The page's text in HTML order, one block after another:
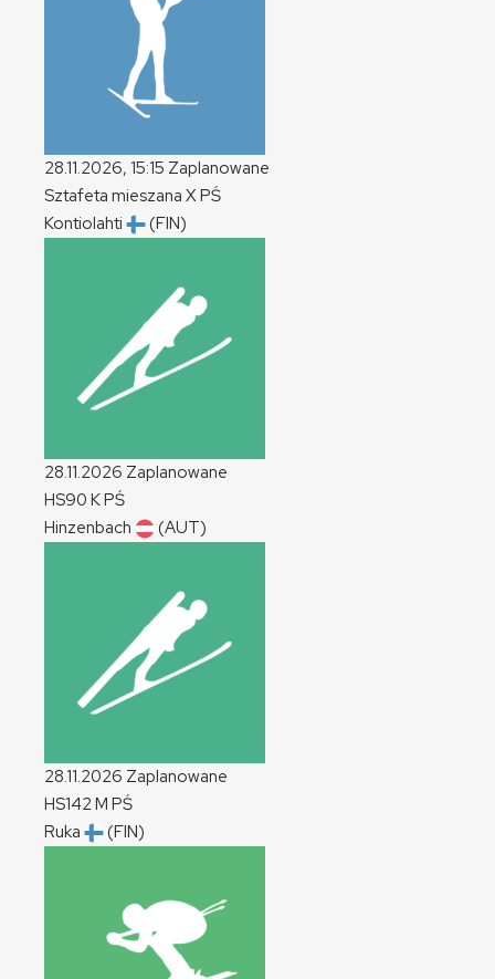
28.11.2026, 15:15 Zaplanowane
Sztafeta mieszana XPŚ
Kontiolahti
(FIN)
28.11.2026 Zaplanowane
HS90 KPŚ
Hinzenbach
(AUT)
28.11.2026 Zaplanowane
HS142M PŚ
Ruka
(FIN)